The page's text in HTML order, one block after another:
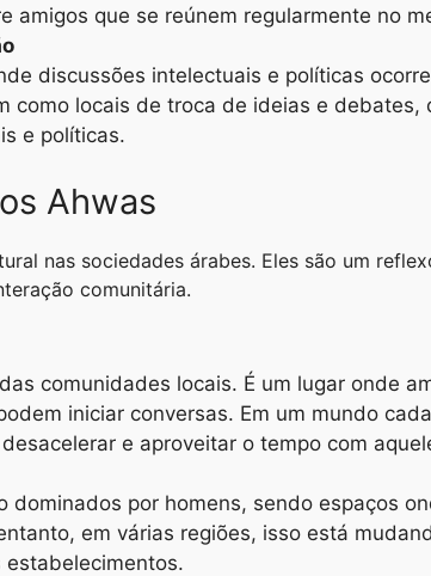
amigos que se reúnem regularmente no
discussões intelectuais e políticas
como locais de troca de ideias e debates,
e políticas.
Ahwas
nas sociedades árabes. Eles são um
comunitária.
comunidades locais. É um lugar onde
iniciar conversas. Em um mundo
e aproveitar o tempo com
dominados por homens, sendo espaços
em várias regiões, isso está